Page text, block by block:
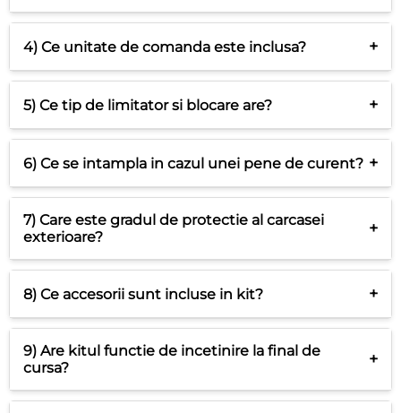
4) Ce unitate de comanda este inclusa? +
5) Ce tip de limitator si blocare are? +
6) Ce se intampla in cazul unei pene de curent? +
7) Care este gradul de protectie al carcasei
exterioare?
+
8) Ce accesorii sunt incluse in kit? +
9) Are kitul functie de incetinire la final de
cursa?
+